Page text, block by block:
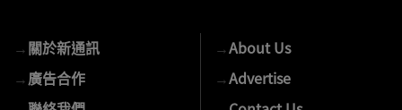
E-
mail
→關於新通訊
→廣告合作
→About Us
→Advertise